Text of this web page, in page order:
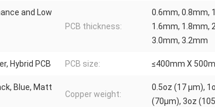
and Low
PCB thickness:
0.6mm, 0.8mm,
1.6mm, 1.8mm,
3.0mm, 3.2mm
Hybrid PCB PCB size: ≤400mm X
Blue, Matt
Copper weight:
0.5oz (17 µm),
(70µm), 3oz